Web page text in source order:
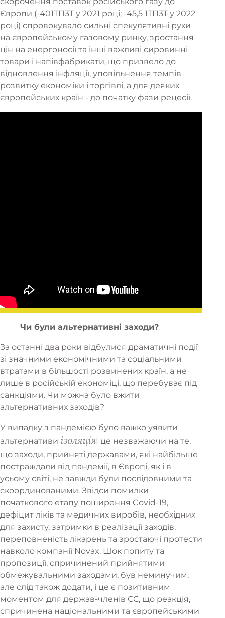
Європи (-401ТП3Т у 2021 році; -45,5 1ТП3Т у 2022
році) спровокувало сильні спекулятивні рухи
на європейському газовому ринку, зростання
цін на енергоносії та інші важливі сировинні
товари і напівфабрикати, що призвело до
відновлення інфляції, уповільнення темпів
розвитку економіки і торгівлі, а для деяких
європейських країн - до початку фази рецесії.
Чи були альтернативні заходи?
За останні два роки відбулися драматичні події
зі значними економічними та соціальними
втратами в більшості розвинених країн, а не
лише в російській економіці, що перебуває під
санкціями. Чи можна було вжити
альтернативних заходів?
У випадку з пандемією було важко уявити
альтернативи ізоляціяІ це незважаючи на те,
що заходи, прийняті державами, які найбільше
постраждали від пандемії, в Європі, як і в
усьому світі, не завжди були послідовними та
скоординованими. Звідси помилки
початкового етапу поширення Covid-19,
дефіцит ліків та медичних виробів, необхідних
для захисту, затримки в реалізації заходів,
переповненість лікарень та зростаючі протести
навколо компанії Novax. Шок попиту та
пропозиції, спричинений прийнятими
обмежувальними заходами, був неминучим,
але слід також додати, і це є позитивним
моментом для держав-членів ЄС, що реакція,
спричинена національними та європейськими